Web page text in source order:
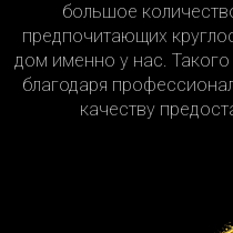
большое
предпочитающих
дом именно у нас. Такого
благодаря
качеству